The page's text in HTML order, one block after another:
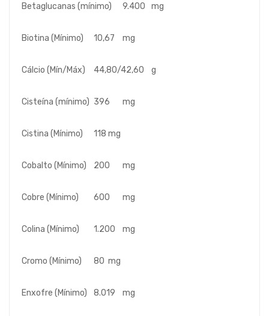
Betaglucanas (mínimo) 9.400 mg
Biotina (Mínimo) 10,67 mg
Cálcio (Mín/Máx) 44,80/42,60 g
Cisteína (mínimo) 396 mg
Cistina (Mínimo) 118 mg
Cobalto (Mínimo) 200 mg
Cobre (Mínimo) 600 mg
Colina (Mínimo) 1.200 mg
Cromo (Mínimo) 80 mg
Enxofre (Mínimo) 8.019 mg